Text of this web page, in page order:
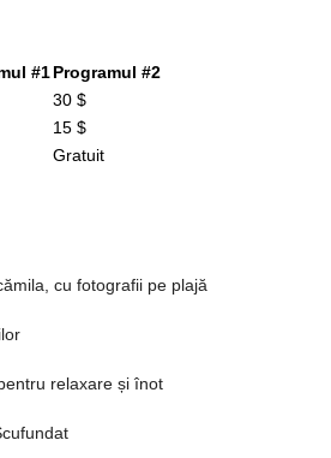
#1Programul #2
30 $
15 $
Gratuit
cu fotografii pe plajă
relaxare și înot